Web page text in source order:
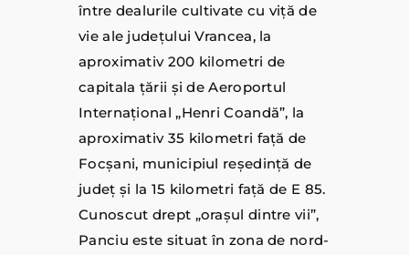
între dealurile cultivate cu viţă de
vie ale judeţului Vrancea, la
aproximativ 200 kilometri de
capitala ţării şi de Aeroportul
Internaţional „Henri Coandă”, la
aproximativ 35 kilometri faţă de
Focşani, municipiul reşedinţă de
judeţ şi la 15 kilometri faţă de E 85.
Cunoscut drept „oraşul dintre vii”,
Panciu este situat în zona de nord-